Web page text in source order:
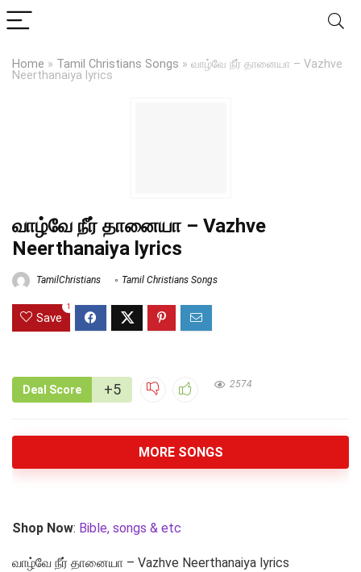
Home » Tamil Christians Songs » வாழ்வே நீர் தானையா – Vazhve
Neerthanaiya lyrics
வாழ்வே நீர் தானையா – Vazhve
Neerthanaiya lyrics
TamilChristians Tamil Christians Songs
Save
1
Deal Score +5 2574
MORE SONGS
Shop Now: Bible, songs & etc
வாழ்வே நீர் தானையா – Vazhve Neerthanaiya lyrics